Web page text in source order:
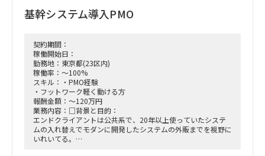
基幹システム導入PMO
契約期間：
稼働開始日：
勤務地：東京都(23区内)
稼働率：～100%
スキル：・PMO経験
・フットワーク軽く動ける方
報酬金額：～120万円
業務内容：□背景と目的：
エンドクライアントは公共系で、20年以上使っていたシステ
ムの入れ替えでモダンに開発したシステムの外販までを視野に
いれいてる。